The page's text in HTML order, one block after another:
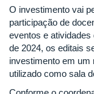
O investimento vai
participação de
eventos e atividades
de 2024, os editais
investimento em um
utilizado como sala